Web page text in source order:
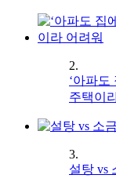
2.
‘아파
주택이
3.
설탕 vs